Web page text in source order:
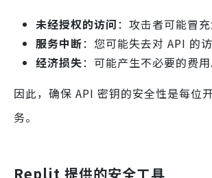
未经授权的访问：攻击者可能冒充
服务中断：您可能失去对 API 的访
经济损失：可能产生不必要的费用
因此，确保 API 密钥的安全性是每位
务。
Replit 提供的安全工具